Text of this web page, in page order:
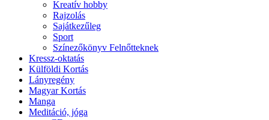
Kreatív hobby
Rajzolás
Sajátkezűleg
Sport
Színezőkönyv Felnőtteknek
Kressz-oktatás
Külföldi Kortás
Lányregény
Magyar Kortás
Manga
Meditáció, jóga